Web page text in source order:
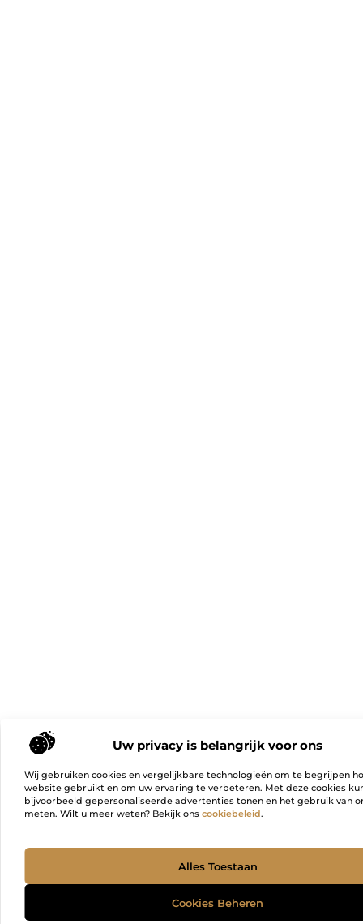
Uw privacy is belangrijk voor ons
Wij gebruiken cookies en vergelijkbare technologieën om te begrijpen
website gebruikt en om uw ervaring te verbeteren. Met deze cookies
bijvoorbeeld gepersonaliseerde advertenties tonen en het gebruik van
meten. Wilt u meer weten? Bekijk ons cookiebeleid.
Alles Toestaan
Cookies Beheren